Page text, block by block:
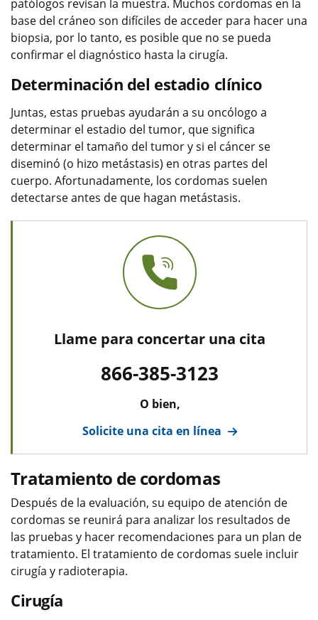
patólogos revisan la muestra. Muchos cordomas en la
base del cráneo son difíciles de acceder para hacer una
biopsia, por lo tanto, es posible que no se pueda
confirmar el diagnóstico hasta la cirugía.
Determinación del estadio clínico
Juntas, estas pruebas ayudarán a su oncólogo a
determinar el estadio del tumor, que significa
determinar el tamaño del tumor y si el cáncer se
diseminó (o hizo metástasis) en otras partes del
cuerpo. Afortunadamente, los cordomas suelen
detectarse antes de que hagan metástasis.
Llame para concertar una cita
866-385-3123
O bien,
Solicite una cita en línea
Tratamiento de cordomas
Después de la evaluación, su equipo de atención de
cordomas se reunirá para analizar los resultados de
las pruebas y hacer recomendaciones para un plan de
tratamiento. El tratamiento de cordomas​​​​​​​ suele incluir
cirugía y radioterapia.
Cirugía